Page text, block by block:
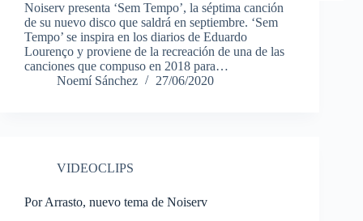
Noiserv presenta ‘Sem Tempo’, la séptima canción
de su nuevo disco que saldrá en septiembre. ‘Sem
Tempo’ se inspira en los diarios de Eduardo
Lourenço y proviene de la recreación de una de las
canciones que compuso en 2018 para…
Noemí Sánchez
27/06/2020
VIDEOCLIPS
Por Arrasto, nuevo tema de Noiserv